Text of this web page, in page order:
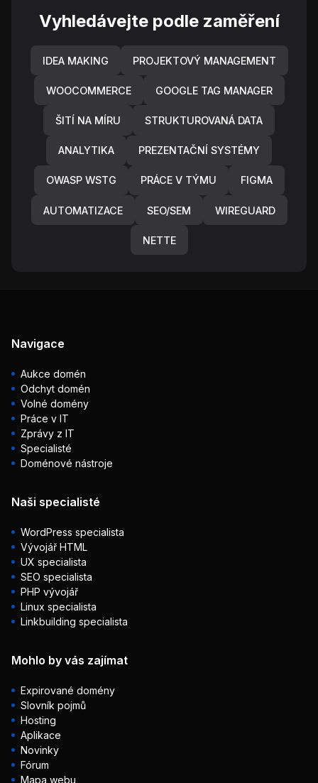
Vyhledávejte podle zaměření
IDEA MAKING PROJEKTOVÝ MANAGEMENT
WOOCOMMERCE GOOGLE TAG MANAGER
ŠITÍ NA MÍRU STRUKTUROVANÁ DATA
ANALYTIKA PREZENTAČNÍ SYSTÉMY
OWASP WSTG PRÁCE V TÝMU FIGMA
AUTOMATIZACE SEO/SEM WIREGUARD
NETTE
Navigace
Aukce domén
Odchyt domén
Volné domény
Práce v IT
Zprávy z IT
Specialisté
Doménové nástroje
Naši specialisté
WordPress specialista
Vývojář HTML
UX specialista
SEO specialista
PHP vývojář
Linux specialista
Linkbuilding specialista
Mohlo by vás zajímat
Expirované domény
Slovník pojmů
Hosting
Aplikace
Novinky
Fórum
Mapa webu